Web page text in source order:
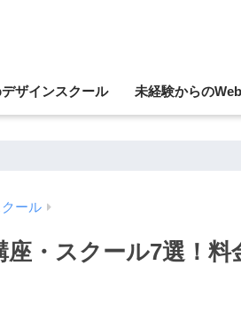
ザインスクール 未経験からの
ール
・スクール7選！料